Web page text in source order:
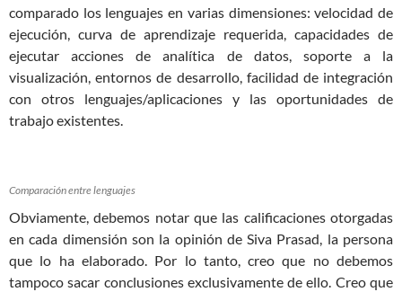
comparado los lenguajes en varias dimensiones: velocidad de
ejecución, curva de aprendizaje requerida, capacidades de
ejecutar acciones de analítica de datos, soporte a la
visualización, entornos de desarrollo, facilidad de integración
con otros lenguajes/aplicaciones y las oportunidades de
trabajo existentes.
Comparación entre lenguajes
Obviamente, debemos notar que las calificaciones otorgadas
en cada dimensión son la opinión de Siva Prasad, la persona
que lo ha elaborado. Por lo tanto, creo que no debemos
tampoco sacar conclusiones exclusivamente de ello. Creo que